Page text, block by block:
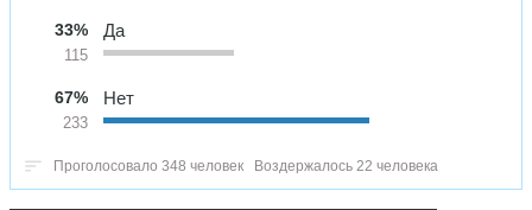
33%
115
Да
67%
233
Нет
Проголосовало 348 человек Воздержалось 22 человека